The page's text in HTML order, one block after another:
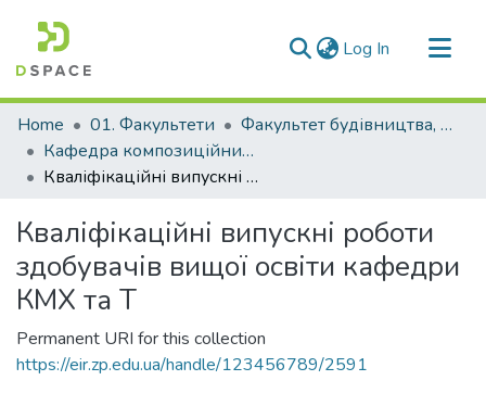
Log In (current)
Communities & Collections
All of DSpace
Statistics
Home 01. Факультети
Факультет будівництва, архітектури та дизайну
Кафедра композиційних матеріалів, хімії та технологій (Кафедра КМХ та Т)
Кваліфікаційні випускні роботи здобувачів вищої освіти кафедри КМХ та Т
Кваліфікаційні випускні роботи
здобувачів вищої освіти кафедри
КМХ та Т
Permanent URI for this collection
https://eir.zp.edu.ua/handle/123456789/2591